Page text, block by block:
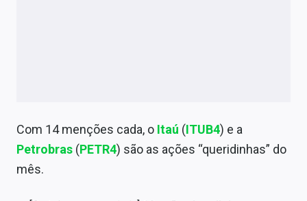
Com 14 menções cada, o Itaú (ITUB4) e a
Petrobras (PETR4) são as ações “queridinhas” do
mês.